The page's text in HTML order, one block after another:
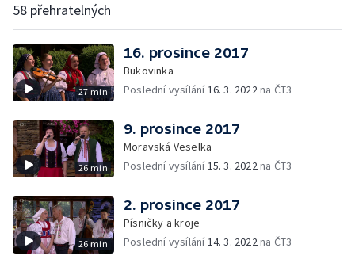
58 přehratelných
27 min
16. prosince 2017
Bukovinka
Poslední vysílání16. 3. 2022na ČT3
26 min
9. prosince 2017
Moravská Veselka
Poslední vysílání15. 3. 2022na ČT3
26 min
2. prosince 2017
Písničky a kroje
Poslední vysílání14. 3. 2022na ČT3